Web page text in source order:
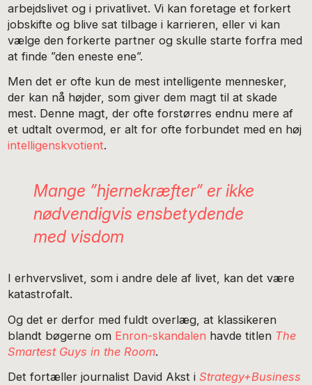
arbejdslivet og i privatlivet. Vi kan foretage et forkert
jobskifte og blive sat tilbage i karrieren, eller vi kan
vælge den forkerte partner og skulle starte forfra med
at finde ”den eneste ene”.
Men det er ofte kun de mest intelligente mennesker,
der kan nå højder, som giver dem magt til at skade
mest. Denne magt, der ofte forstørres endnu mere af
et udtalt overmod, er alt for ofte forbundet med en høj
intelligenskvotient.
Mange ”hjernekræfter” er ikke
nødvendigvis ensbetydende
med visdom
I erhvervslivet, som i andre dele af livet, kan det være
katastrofalt.
Og det er derfor med fuldt overlæg, at klassikeren
blandt bøgerne om Enron-skandalen havde titlen The
Smartest Guys in the Room.
Det fortæller journalist David Akst iStrategy+Business